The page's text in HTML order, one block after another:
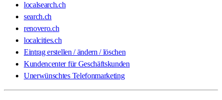
localsearch.ch
search.ch
renovero.ch
localcities.ch
Eintrag erstellen / ändern / löschen
Kundencenter für Geschäftskunden
Unerwünschtes Telefonmarketing